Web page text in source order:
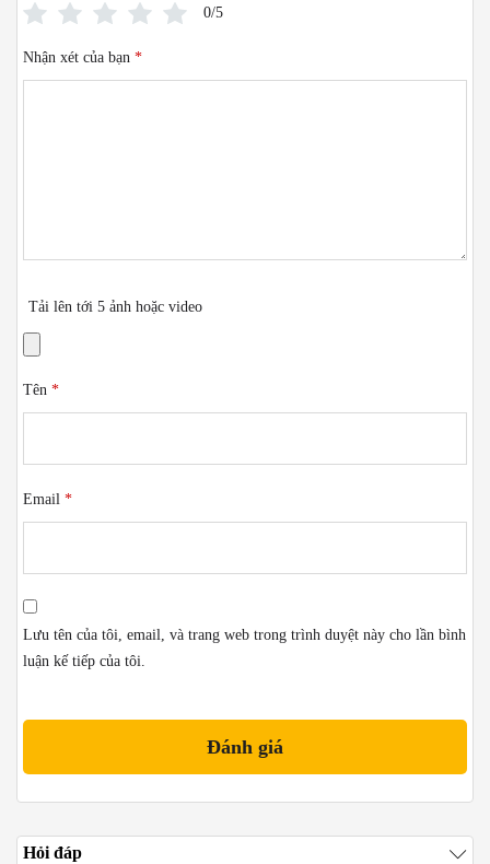
0/5
Nhận xét của bạn *
Tải lên tới 5 ảnh hoặc video
Tên *
Email *
Lưu tên của tôi, email, và trang web trong trình duyệt này cho lần bình
luận kế tiếp của tôi.
Hỏi đáp